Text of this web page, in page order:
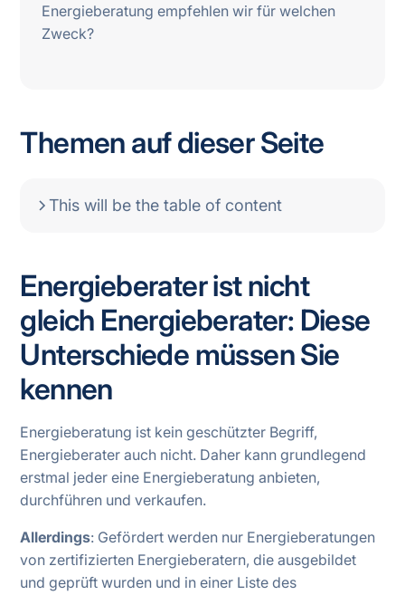
Energieberatung empfehlen wir für welchen
Zweck?
Themen auf dieser Seite
This will be the table of content
Energieberater ist nicht
gleich Energieberater: Diese
Unterschiede müssen Sie
kennen
Energieberatung ist kein geschützter Begriff,
Energieberater auch nicht. Daher kann grundlegend
erstmal jeder eine Energieberatung anbieten,
durchführen und verkaufen.
Allerdings: Gefördert werden nur Energieberatungen
von zertifizierten Energieberatern, die ausgebildet
und geprüft wurden und in einer Liste des